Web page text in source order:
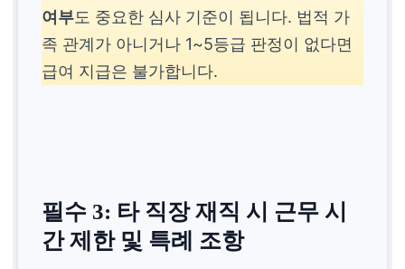
여부도 중요한 심사 기준이 됩니다. 법적 가
족 관계가 아니거나 1~5등급 판정이 없다면
급여 지급은 불가합니다.
필수 3: 타 직장 재직 시 근무 시
간 제한 및 특례 조항